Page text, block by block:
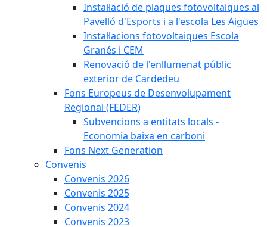
Instal·lació de plaques fotovoltaiques al
Pavelló d'Esports i a l'escola Les Aigües
Instal·lacions fotovoltaiques Escola
Granés i CEM
Renovació de l'enllumenat públic
exterior de Cardedeu
Fons Europeus de Desenvolupament
Regional (FEDER)
Subvencions a entitats locals -
Economia baixa en carboni
Fons Next Generation
Convenis
Convenis 2026
Convenis 2025
Convenis 2024
Convenis 2023